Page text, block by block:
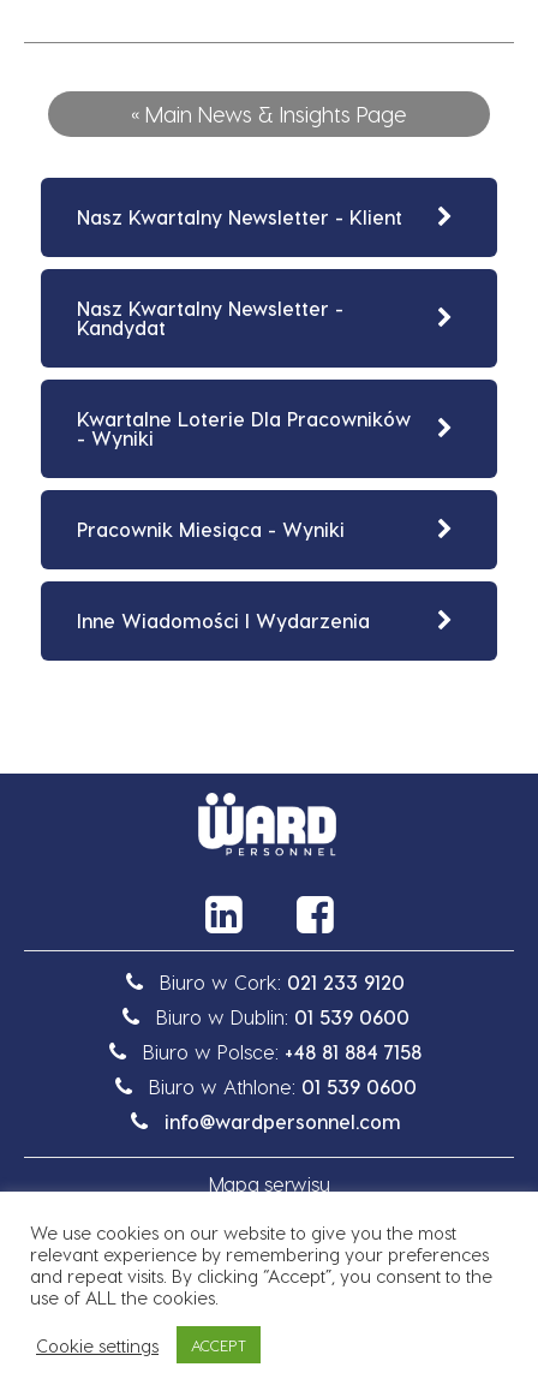
« Main News & Insights Page
Nasz Kwartalny Newsletter - Klient
Nasz Kwartalny Newsletter -
Kandydat
Kwartalne Loterie Dla Pracowników
- Wyniki
Pracownik Miesiąca - Wyniki
Inne Wiadomości I Wydarzenia
Biuro w Cork: 021 233 9120
Biuro w Dublin: 01 539 0600
Biuro w Polsce: +48 81 884 7158
Biuro w Athlone: 01 539 0600
info@wardpersonnel.com
Mapa serwisu
Polityka prywatności
Prawo autorskie © 2026 Ward Personnel
We use cookies on our website to give you the most
relevant experience by remembering your preferences
and repeat visits. By clicking “Accept”, you consent to the
use of ALL the cookies.
Cookie settings ACCEPT